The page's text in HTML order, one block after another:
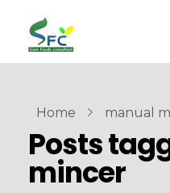
siamfoodsconsultant.com
Food Technology
Home manual
Posts
mincer